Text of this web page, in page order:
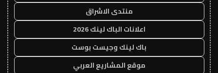
منتدى الاشراق
اعلانات الباك لينك 2026
باك لينك وجيست بوست
موقع المشاريع العربي